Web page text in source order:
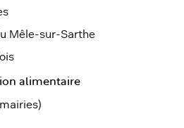
Mêle-sur-Sarthe
alimentaire